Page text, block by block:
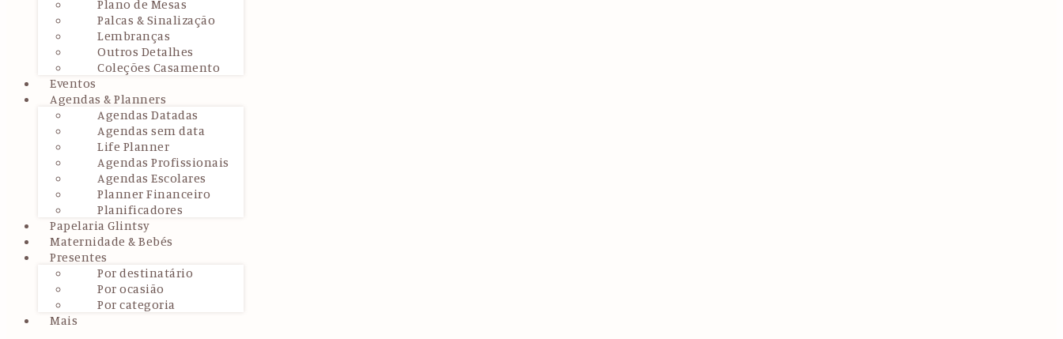
Plano de Mesas
Palcas & Sinalização
Lembranças
Outros Detalhes
Coleções Casamento
Eventos
Agendas & Planners
Agendas Datadas
Agendas sem data
Life Planner
Agendas Profissionais
Agendas Escolares
Planner Financeiro
Planificadores
Papelaria Glintsy
Maternidade & Bebés
Presentes
Por destinatário
Por ocasião
Por categoria
Mais